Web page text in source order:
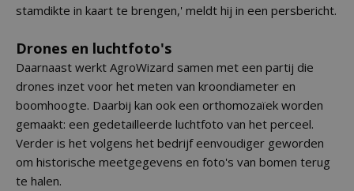
stamdikte in kaart te brengen,' meldt hij in een persbericht.
Drones en luchtfoto's
Daarnaast werkt AgroWizard samen met een partij die
drones inzet voor het meten van kroondiameter en
boomhoogte. Daarbij kan ook een orthomozaïek worden
gemaakt: een gedetailleerde luchtfoto van het perceel.
Verder is het volgens het bedrijf eenvoudiger geworden
om historische meetgegevens en foto's van bomen terug
te halen.